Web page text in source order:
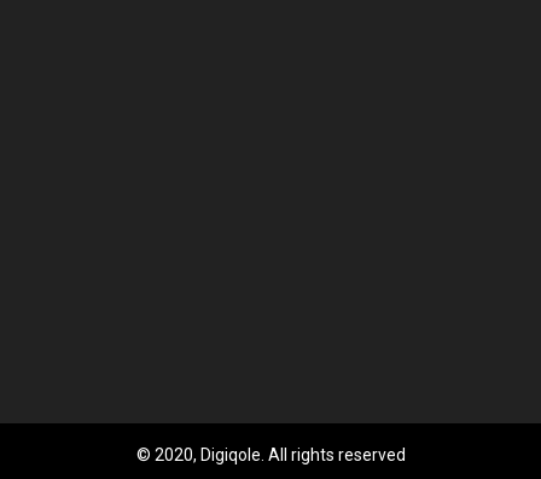
© 2020, Digiqole. All rights reserved